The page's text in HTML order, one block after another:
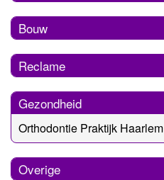
Bouw
Reclame
Gezondheid
Orthodontie Praktijk Haarlem
Overige